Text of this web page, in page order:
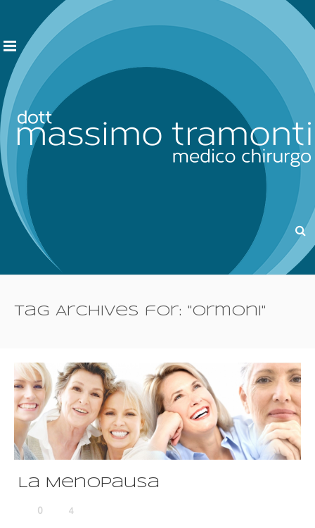
Tag Archives for: "ormoni"
La Menopausa
0
4